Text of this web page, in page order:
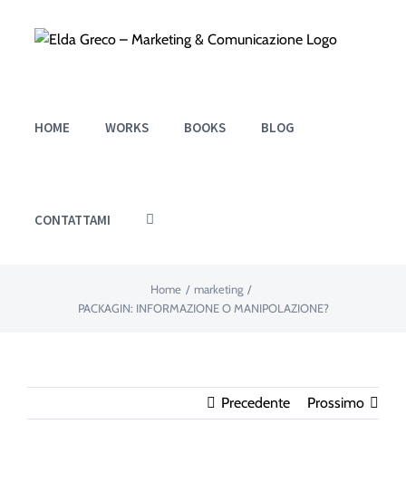
HOME WORKS BOOKS BLOG
CONTATTAMI
Home / marketing /
PACKAGIN: INFORMAZIONE O MANIPOLAZIONE?
Precedente Prossimo